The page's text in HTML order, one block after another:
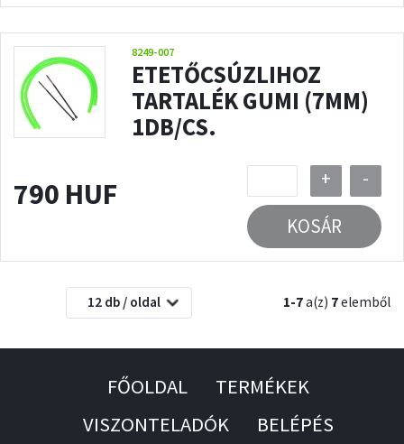
8249-007
ETETŐCSÚZLIHOZ
TARTALÉK GUMI (7MM)
1DB/CS.
790 HUF +
-
KOSÁR
12 db / oldal 1-7a(z) 7elemből
FŐOLDAL
TERMÉKEK
VISZONTELADÓK
BELÉPÉS